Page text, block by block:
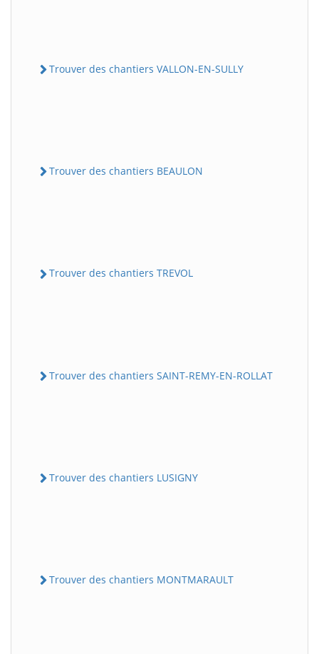
Trouver des chantiers VALLON-EN-SULLY
Trouver des chantiers BEAULON
Trouver des chantiers TREVOL
Trouver des chantiers SAINT-REMY-EN-ROLLAT
Trouver des chantiers LUSIGNY
Trouver des chantiers MONTMARAULT